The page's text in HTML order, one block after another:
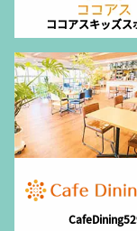
ココアスキッズス